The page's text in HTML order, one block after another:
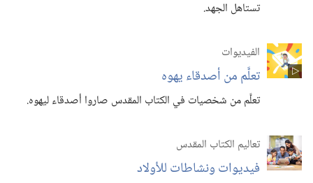
تستاهل الجهد.‏
الفيديوات
تعلَّم من أصدقاء يهوه
تعلَّم من شخصيات في الكتاب المقدس صاروا أصدقاء ليهوه.‏
تعاليم الكتاب المقدس
فيديوات ونشاطات للأولاد